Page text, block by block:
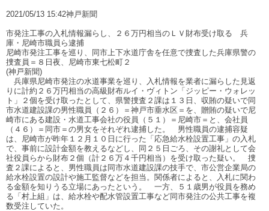
2021/05/13 15:42神戸新聞
市発注工事の入札情報漏らし、２６万円相当のＬＶ財布受け取る 兵
庫・尼崎市職員ら逮捕
尼崎市発注工事を巡り、同市上下水道庁舎を任意で捜査した兵庫県警の
捜査員＝８日夜、尼崎市東七松町２
(神戸新聞)
兵庫県尼崎市発注の水道事業を巡り、入札情報を業者に漏らした見返
りに計約２６万円相当の高級財布ルイ・ヴィトン「ジッピー・ウォレッ
ト」２個を受け取ったとして、県警捜査２課は１３日、収賄の疑いで同
市水道建設課の男性職員（２６）＝神戸市垂水区＝を、贈賄の疑いで尼
崎市にある建設・水道工事会社の役員（５１）＝尼崎市＝と、会社員
（４６）＝同市＝の男女をそれぞれ逮捕した。 男性職員の逮捕容疑
は、尼崎市が昨年１２月１０日に行った「応急給水栓設置工事」の入札
で、事前に設計金額を教えるなどし、同２５日ごろ、その謝礼として会
社役員らから財布２個（計２６万４千円相当）を受け取った疑い。 捜
査２課によると、男性職員は同市水道建設課の技手で、市公営企業局の
給水栓設置の設計や施工監督などを担当。関係者によると、入札に関わ
る金額を知りうる立場にあったという。 一方、５１歳男が役員を務め
る「村上組」は、給水栓や配水管設置工事など同市発注の公共工事を複
数受注していた。